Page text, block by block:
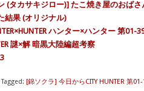
(タカサキジロー)] たこ焼き屋のおば
結果 (オリジナル)
ハンター×ハンター 第01-
謎×解 暗黒大陸編超考察
Tagged: [錦ソクラ] 今日からCITY HUNTER 第